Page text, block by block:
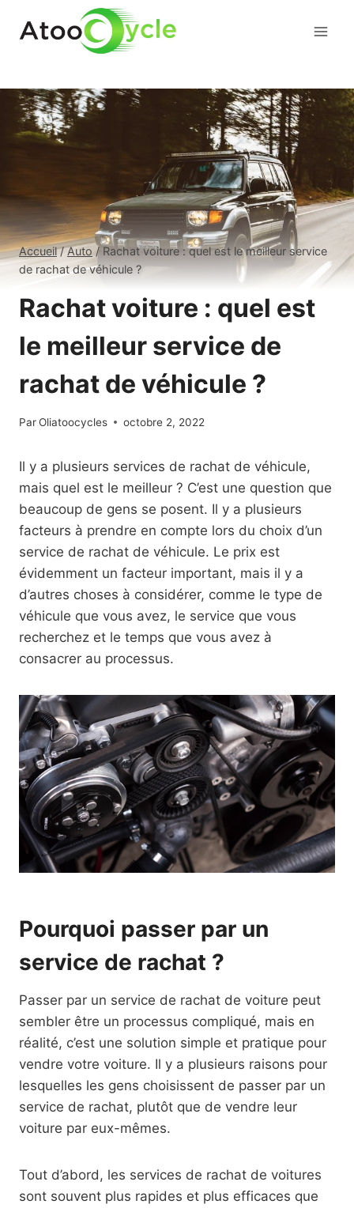
Accueil / Auto / Rachat voiture : quel est le meilleur service
de rachat de véhicule ?
Rachat voiture : quel est
le meilleur service de
rachat de véhicule ?
ParOliatoocycles octobre 2, 2022
Il y a plusieurs services de rachat de véhicule,
mais quel est le meilleur ? C’est une question que
beaucoup de gens se posent. Il y a plusieurs
facteurs à prendre en compte lors du choix d’un
service de rachat de véhicule. Le prix est
évidemment un facteur important, mais il y a
d’autres choses à considérer, comme le type de
véhicule que vous avez, le service que vous
recherchez et le temps que vous avez à
consacrer au processus.
Pourquoi passer par un
service de rachat ?
Passer par un service de rachat de voiture peut
sembler être un processus compliqué, mais en
réalité, c’est une solution simple et pratique pour
vendre votre voiture. Il y a plusieurs raisons pour
lesquelles les gens choisissent de passer par un
service de rachat, plutôt que de vendre leur
voiture par eux-mêmes.
Tout d’abord, les services de rachat de voitures
sont souvent plus rapides et plus efficaces que